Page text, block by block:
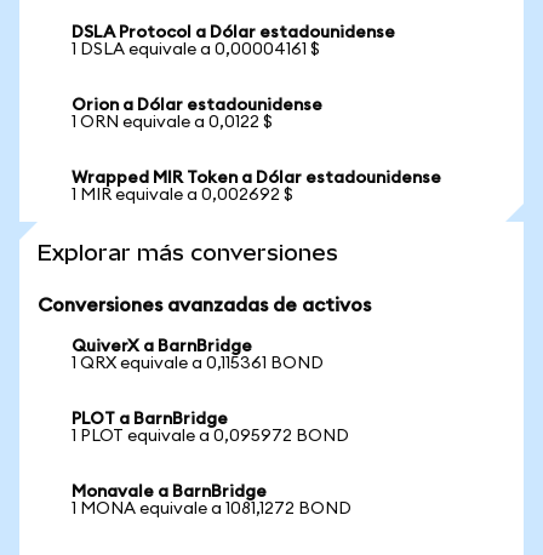
DSLA Protocol a Dólar estadounidense
1 DSLA equivale a 0,00004161 $
Orion a Dólar estadounidense
1 ORN equivale a 0,0122 $
Wrapped MIR Token a Dólar estadounidense
1 MIR equivale a 0,002692 $
Explorar más conversiones
Conversiones avanzadas de activos
QuiverX a BarnBridge
1 QRX equivale a 0,115361 BOND
PLOT a BarnBridge
1 PLOT equivale a 0,095972 BOND
Monavale a BarnBridge
1 MONA equivale a 1081,1272 BOND